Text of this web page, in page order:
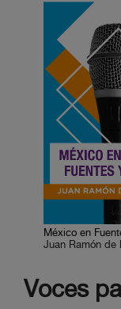
Juan Ramón de
Voces